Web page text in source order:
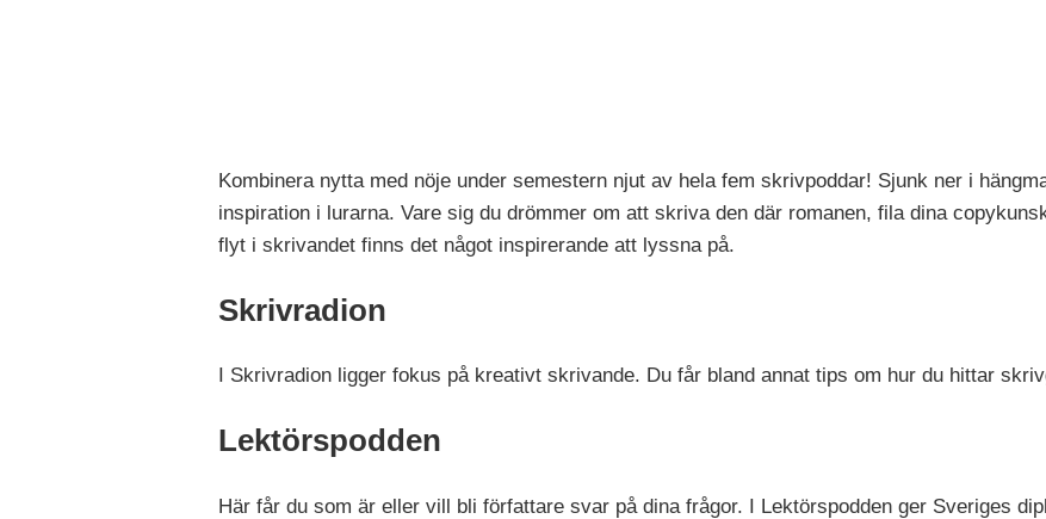
Kombinera nytta med nöje under semestern njut av hela fem skrivpoddar! Sjunk ner i
inspiration i lurarna. Vare sig du drömmer om att skriva den där romanen, fila dina
flyt i skrivandet finns det något inspirerande att lyssna på.
Skrivradion
I Skrivradion ligger fokus på kreativt skrivande. Du får bland annat tips om hur du hittar
Lektörspodden
Här får du som är eller vill bli författare svar på dina frågor. I Lektörspodden ger Sveriges